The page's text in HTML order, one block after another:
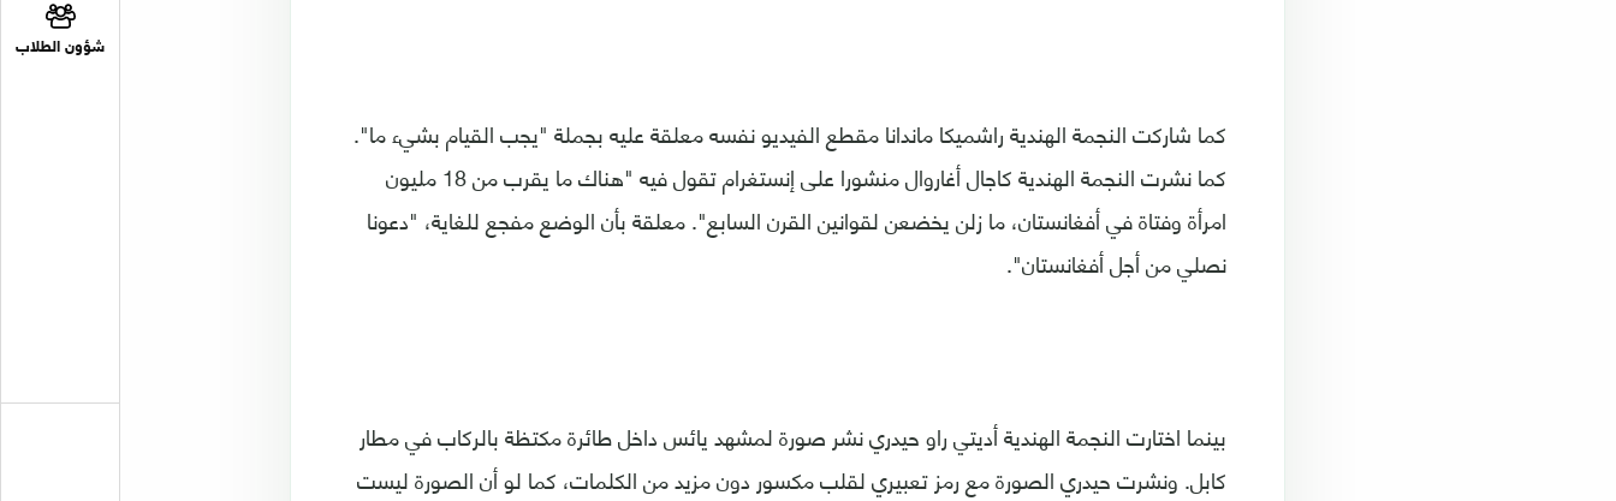
شؤون الطلاب
كما شاركت النجمة الهندية راشميكا ماندانا مقطع الفيديو نفسه معلقة عليه بجملة "يجب القيام بشيء ما".
كما نشرت النجمة الهندية كاجال أغاروال منشورا على إنستغرام تقول فيه "هناك ما يقرب من 18 مليون
امرأة وفتاة في أفغانستان، ما زلن يخضعن لقوانين القرن السابع". معلقة بأن الوضع مفجع للغاية، "دعونا
نصلي من أجل أفغانستان".
بينما اختارت النجمة الهندية أديتي راو حيدري نشر صورة لمشهد يائس داخل طائرة مكتظة بالركاب في مطار
كابل. ونشرت حيدري الصورة مع رمز تعبيري لقلب مكسور دون مزيد من الكلمات، كما لو أن الصورة ليست